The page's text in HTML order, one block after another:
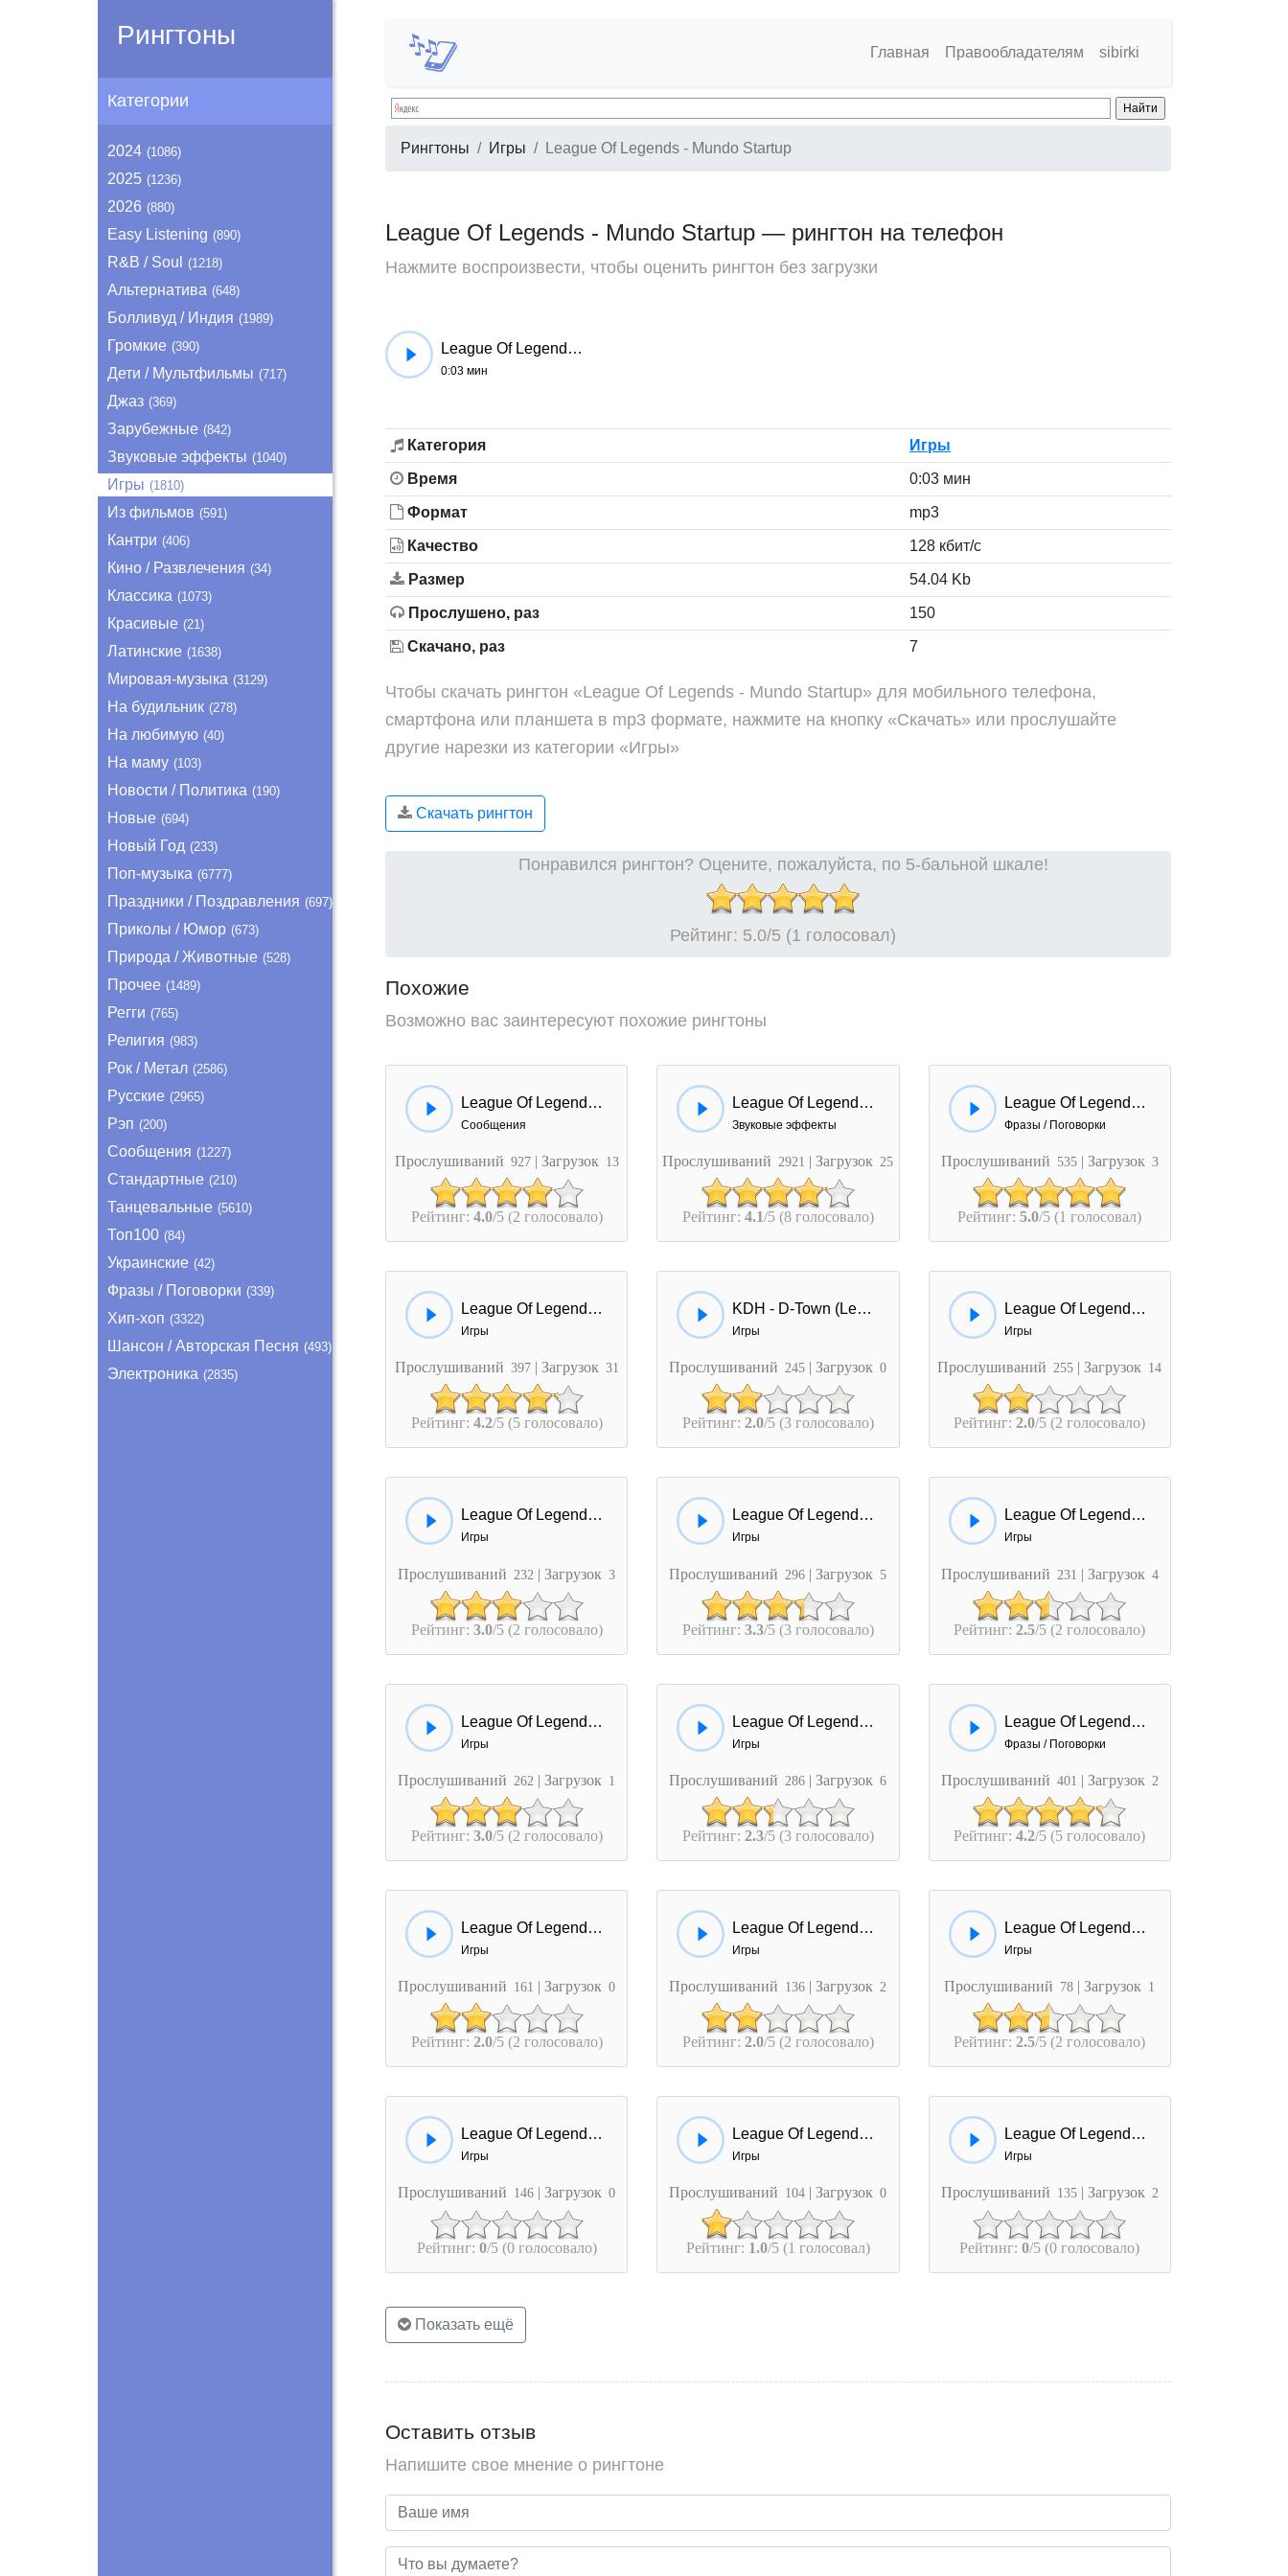
Рингтоны
Категории
2024 (1086)
2025 (1236)
2026 (880)
Easy Listening (890)
R&B / Soul (1218)
Альтернатива (648)
Болливуд / Индия (1989)
Громкие (390)
Дети / Мультфильмы (717)
Джаз (369)
Зарубежные (842)
Звуковые эффекты (1040)
Игры (1810)
Из фильмов (591)
Кантри (406)
Кино / Развлечения (34)
Классика (1073)
Красивые (21)
Латинские (1638)
Мировая-музыка (3129)
На будильник (278)
На любимую (40)
На маму (103)
Новости / Политика (190)
Новые (694)
Новый Год (233)
Поп-музыка (6777)
Праздники / Поздравления (697)
Приколы / Юмор (673)
Природа / Животные (528)
Прочее (1489)
Регги (765)
Религия (983)
Рок / Метал (2586)
Русские (2965)
Рэп (200)
Сообщения (1227)
Стандартные (210)
Танцевальные (5610)
Топ100 (84)
Украинские (42)
Фразы / Поговорки (339)
Хип-хоп (3322)
Шансон / Авторская Песня (493)
Электроника (2835)
Главная Правообладателям sibirki
Рингтоны Игры League Of Legends - Mundo Startup
League Of Legends - Mundo Startup — рингтон на телефон
Нажмите воспроизвести, чтобы оценить рингтон без загрузки
League Of Legends - Mundo Startup
0:03 мин
Категория Игры
Время 0:03 мин
Формат mp3
Качество 128 кбит/с
Размер 54.04 Kb
Прослушено, раз 150
Скачано, раз 7
Чтобы скачать рингтон «League Of Legends - Mundo Startup» для мобильного телефона,
смартфона или планшета в mp3 формате, нажмите на кнопку «Скачать» или прослушайте
другие нарезки из категории «Игры»
Скачать рингтон
Понравился рингтон? Оцените, пожалуйста, по 5-бальной шкале!
Рейтинг: 5.0/5 (1 голосовал)
Похожие
Возможно вас заинтересуют похожие рингтоны
League Of Legends - PM
Сообщения
Прослушиваний 927 | Загрузок 13
Рейтинг: 4.0/5 (2 голосовало)
League Of Legends - Trade
Звуковые эффекты
Прослушиваний 2921 | Загрузок 25
Рейтинг: 4.1/5 (8 голосовало)
League Of Legends - Nocturne
Фразы / Поговорки
Прослушиваний 535 | Загрузок 3
Рейтинг:5.0/5 (1 голосовал)
League Of Legends - Get Jinxed
Игры
Прослушиваний 397 | Загрузок 31
Рейтинг: 4.2/5 (5 голосовало)
KDH - D-Town (League Of Legends)
Игры
Прослушиваний 245 | Загрузок 0
Рейтинг: 2.0/5 (3 голосовало)
League Of Legends - Demacia
Игры
Прослушиваний 255 | Загрузок 14
Рейтинг: 2.0/5 (2 голосовало)
League Of Legends - Thresh
Игры
Прослушиваний 232 | Загрузок 3
Рейтинг: 3.0/5 (2 голосовало)
League Of Legends - Zed Laugh
Игры
Прослушиваний 296 | Загрузок 5
Рейтинг: 3.3/5 (3 голосовало)
League Of Legends - P-P-Pentakill
Игры
Прослушиваний 231 | Загрузок 4
Рейтинг: 2.5/5 (2 голосовало)
League Of Legends - Annie
Игры
Прослушиваний 262 | Загрузок 1
Рейтинг: 3.0/5 (2 голосовало)
League Of Legends - Pentakill
Игры
Прослушиваний 286 | Загрузок 6
Рейтинг: 2.3/5 (3 голосовало)
League Of Legends - Viktor
Фразы / Поговорки
Прослушиваний 401 | Загрузок 2
Рейтинг:4.2/5 (5 голосовало)
League Of Legends - Christmas
Игры
Прослушиваний 161 | Загрузок 0
Рейтинг: 2.0/5 (2 голосовало)
League Of Legends - Pool Party
Игры
Прослушиваний 136 | Загрузок 2
Рейтинг: 2.0/5 (2 голосовало)
League Of Legends - Chinese New Year
Игры
Прослушиваний 78 | Загрузок 1
Рейтинг: 2.5/5 (2 голосовало)
League Of Legends - PBE (Lulus Theme)
Игры
Прослушиваний 146 | Загрузок 0
Рейтинг: 0/5 (0 голосовало)
League Of Legends - Eternum Nocturne
Игры
Прослушиваний 104 | Загрузок 0
Рейтинг: 1.0/5 (1 голосовал)
League Of Legends - Lissandra Laugh
Игры
Прослушиваний 135 | Загрузок 2
Рейтинг:0/5 (0 голосовало)
Показать ещё
Оставить отзыв
Напишите свое мнение о рингтоне